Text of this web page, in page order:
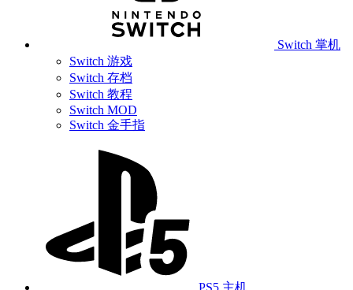
Switch 掌机
Switch 游戏
Switch 存档
Switch 教程
Switch MOD
Switch 金手指